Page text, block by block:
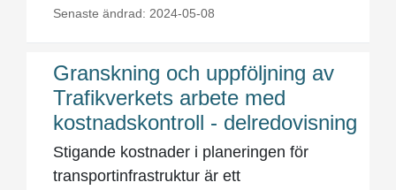
Senaste ändrad: 2024-05-08
Granskning och uppföljning av
Trafikverkets arbete med
kostnadskontroll - delredovisning
Stigande kostnader i planeringen för
transportinfrastruktur är ett